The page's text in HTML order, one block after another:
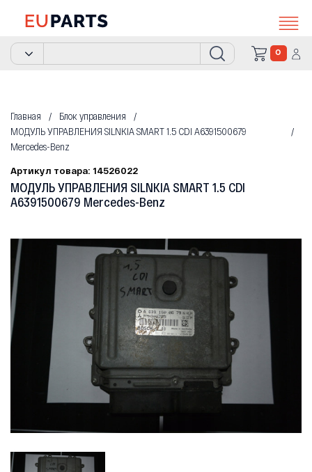
0
Главная
Блок управления
МОДУЛЬ УПРАВЛЕНИЯ SILNKIA SMART 1.5 CDI A6391500679
Mercedes-Benz
Артикул товара: 14526022
МОДУЛЬ УПРАВЛЕНИЯ SILNKIA SMART 1.5 CDI
A6391500679 Mercedes-Benz